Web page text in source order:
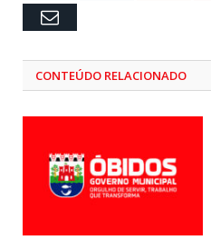
Email
CONTEÚDO RELACIONADO